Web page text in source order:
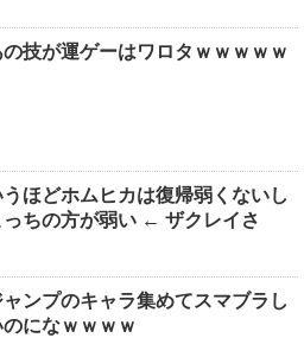
の技が運ゲーはワロタｗｗｗｗｗ
うほどホムヒカは復帰弱くないし
ちの方が弱い ← ザクレイさ
ャンプのキャラ集めてスマブラし
になｗｗｗｗ